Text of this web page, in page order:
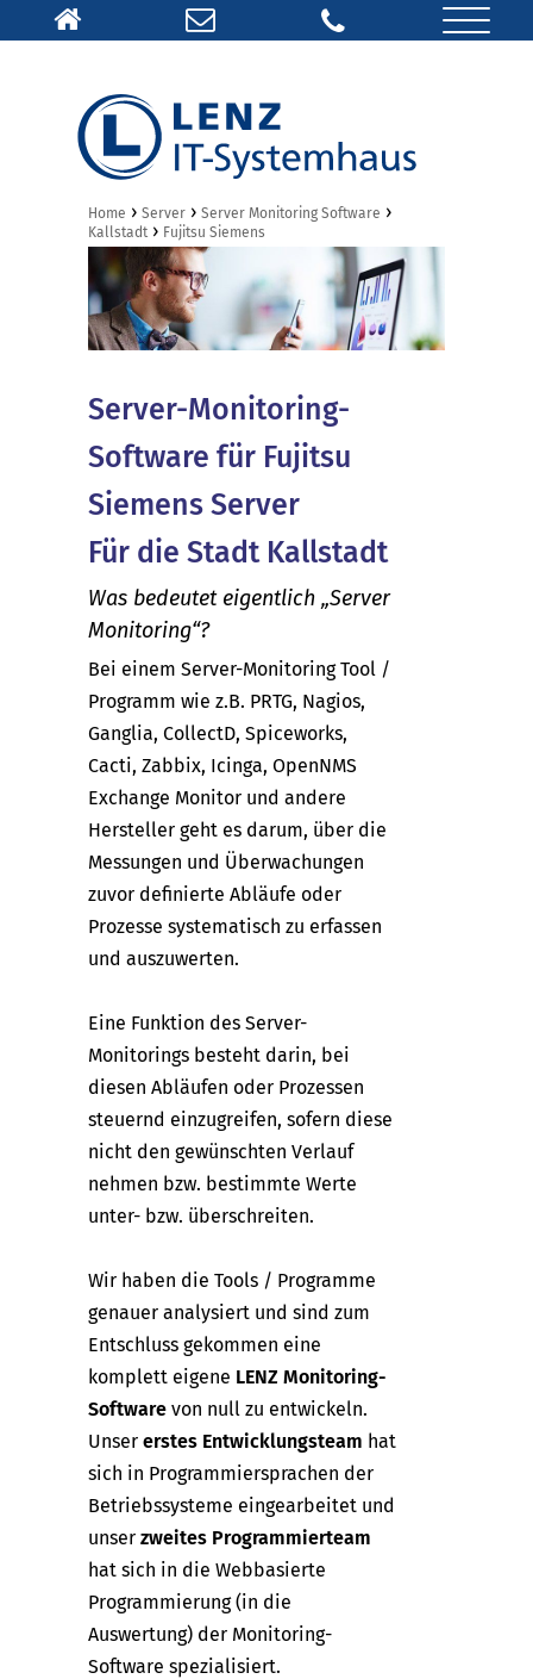
Home › Server › Server Monitoring Software ›
Kallstadt › Fujitsu Siemens
Server-Monitoring-
Software für Fujitsu
Siemens Server
Für die Stadt Kallstadt
Was bedeutet eigentlich „Server
Monitoring“?
Bei einem Server-Monitoring Tool /
Programm wie z.B. PRTG, Nagios,
Ganglia, CollectD, Spiceworks,
Cacti, Zabbix, Icinga, OpenNMS
Exchange Monitor und andere
Hersteller geht es darum, über die
Messungen und Überwachungen
zuvor definierte Abläufe oder
Prozesse systematisch zu erfassen
und auszuwerten.
Eine Funktion des Server-
Monitorings besteht darin, bei
diesen Abläufen oder Prozessen
steuernd einzugreifen, sofern diese
nicht den gewünschten Verlauf
nehmen bzw. bestimmte Werte
unter- bzw. überschreiten.
Wir haben die Tools / Programme
genauer analysiert und sind zum
Entschluss gekommen eine
komplett eigene LENZ Monitoring-
Software von null zu entwickeln.
Unser erstes Entwicklungsteam hat
sich in Programmiersprachen der
Betriebssysteme eingearbeitet und
unser zweites Programmierteam
hat sich in die Webbasierte
Programmierung (in die
Auswertung) der Monitoring-
Software spezialisiert.